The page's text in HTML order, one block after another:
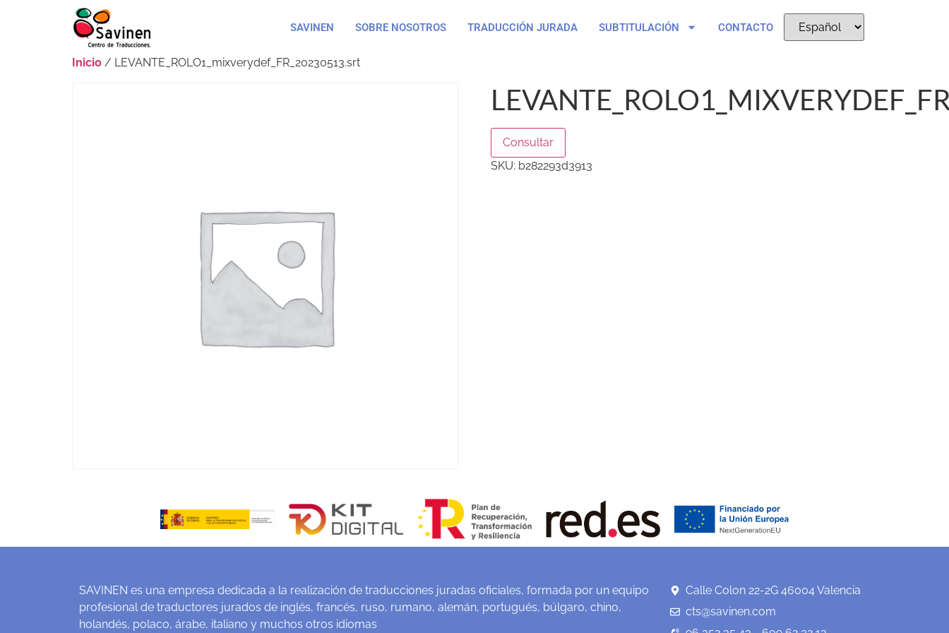
SAVINEN SOBRE NOSOTROS TRADUCCIÓN JURADA SUBTITULACIÓN CONTACTO
Inicio / LEVANTE_ROLO1_mixverydef_FR_20230513.srt
Consultar
SKU: b282293d3913
SAVINEN es una empresa dedicada a la realización de traducciones juradas oficiales, formada por un equipo
profesional de traductores jurados de inglés, francés, ruso, rumano, alemán, portugués, búlgaro, chino,
holandés, polaco, árabe, italiano y muchos otros idiomas
Calle Colon 22-2G 46004 Valencia
cts@savinen.com